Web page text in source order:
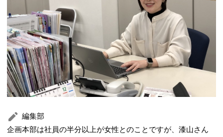
編集部
企画本部は社員の半分以上が女性とのことですが、漆山さん